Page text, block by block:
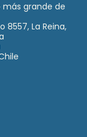
más grande de
8557, La Reina,